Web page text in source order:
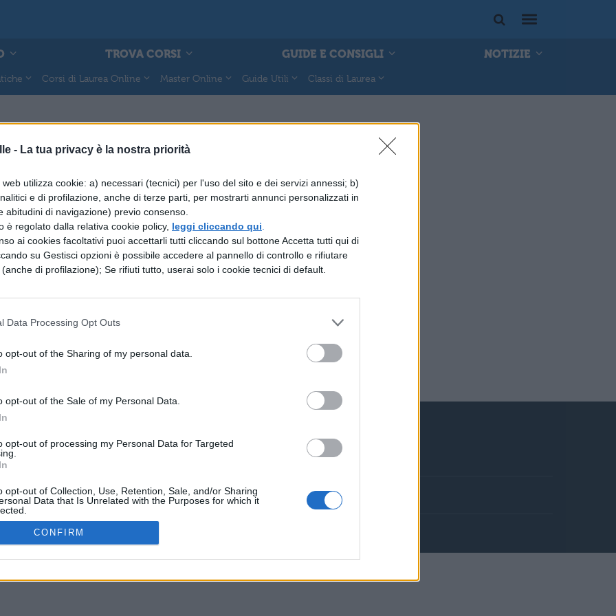
- La tua privacy è la nostra priorità
utilizza cookie: a) necessari (tecnici) per l'uso del sito e dei servizi annessi; b)
e di profilazione, anche di terze parti, per mostrarti annunci personalizzati in
abitudini di navigazione) previo consenso.
è regolato dalla relativa cookie policy, leggi cliccando qui
ai cookies facoltativi puoi accettarli tutti cliccando sul bottone Accetta tutti qui di
su Gestisci opzioni è possibile accedere al pannello di controllo e rifiutare
di profilazione); Se rifiuti tutto, userai solo i cookie tecnici di default.
Data Processing Opt Outs
opt-out of the Sharing of my personal data.
opt-out of the Sale of my Personal Data.
opt-out of processing my Personal Data for Targeted
opt-out of Collection, Use, Retention, Sale, and/or Sharing
Data that Is Unrelated with the Purposes for which it
CONFIRM
TROVA CORSI GUIDE E CONSIGLI
NOTIZIE
Corsi di Laurea Online Master Online Guide Utili Classi di Laurea
LATINA
chiedono ad
un generale e in
ricevono...un
Pubblicità Collabora con noi Note legali Privacy policy Cookie policy
Studentville - U Lead SRL - Piazza Bologna 49, Roma - P.IVA 15846351003